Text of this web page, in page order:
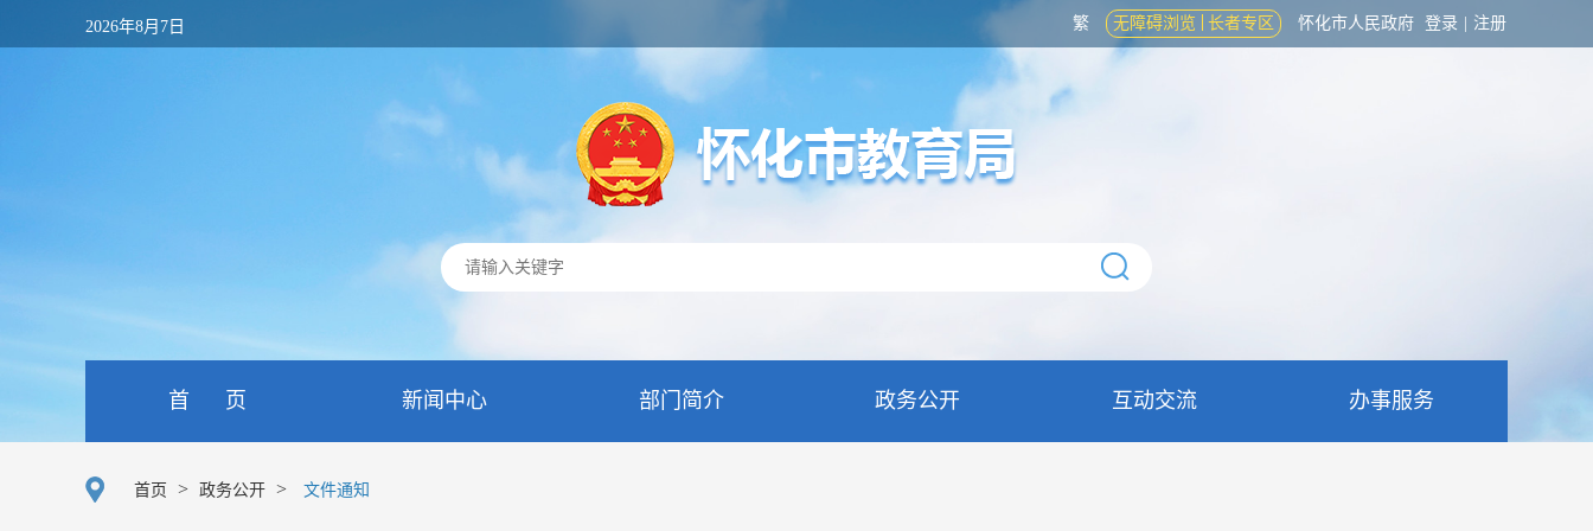
2026年8月7日 繁 无障碍浏览 长者专区 怀化市人民政府 登录 注册
首 页 新闻中心 部门简介 政务公开 互动交流 办事服务
首页 > 政务公开 > 文件通知